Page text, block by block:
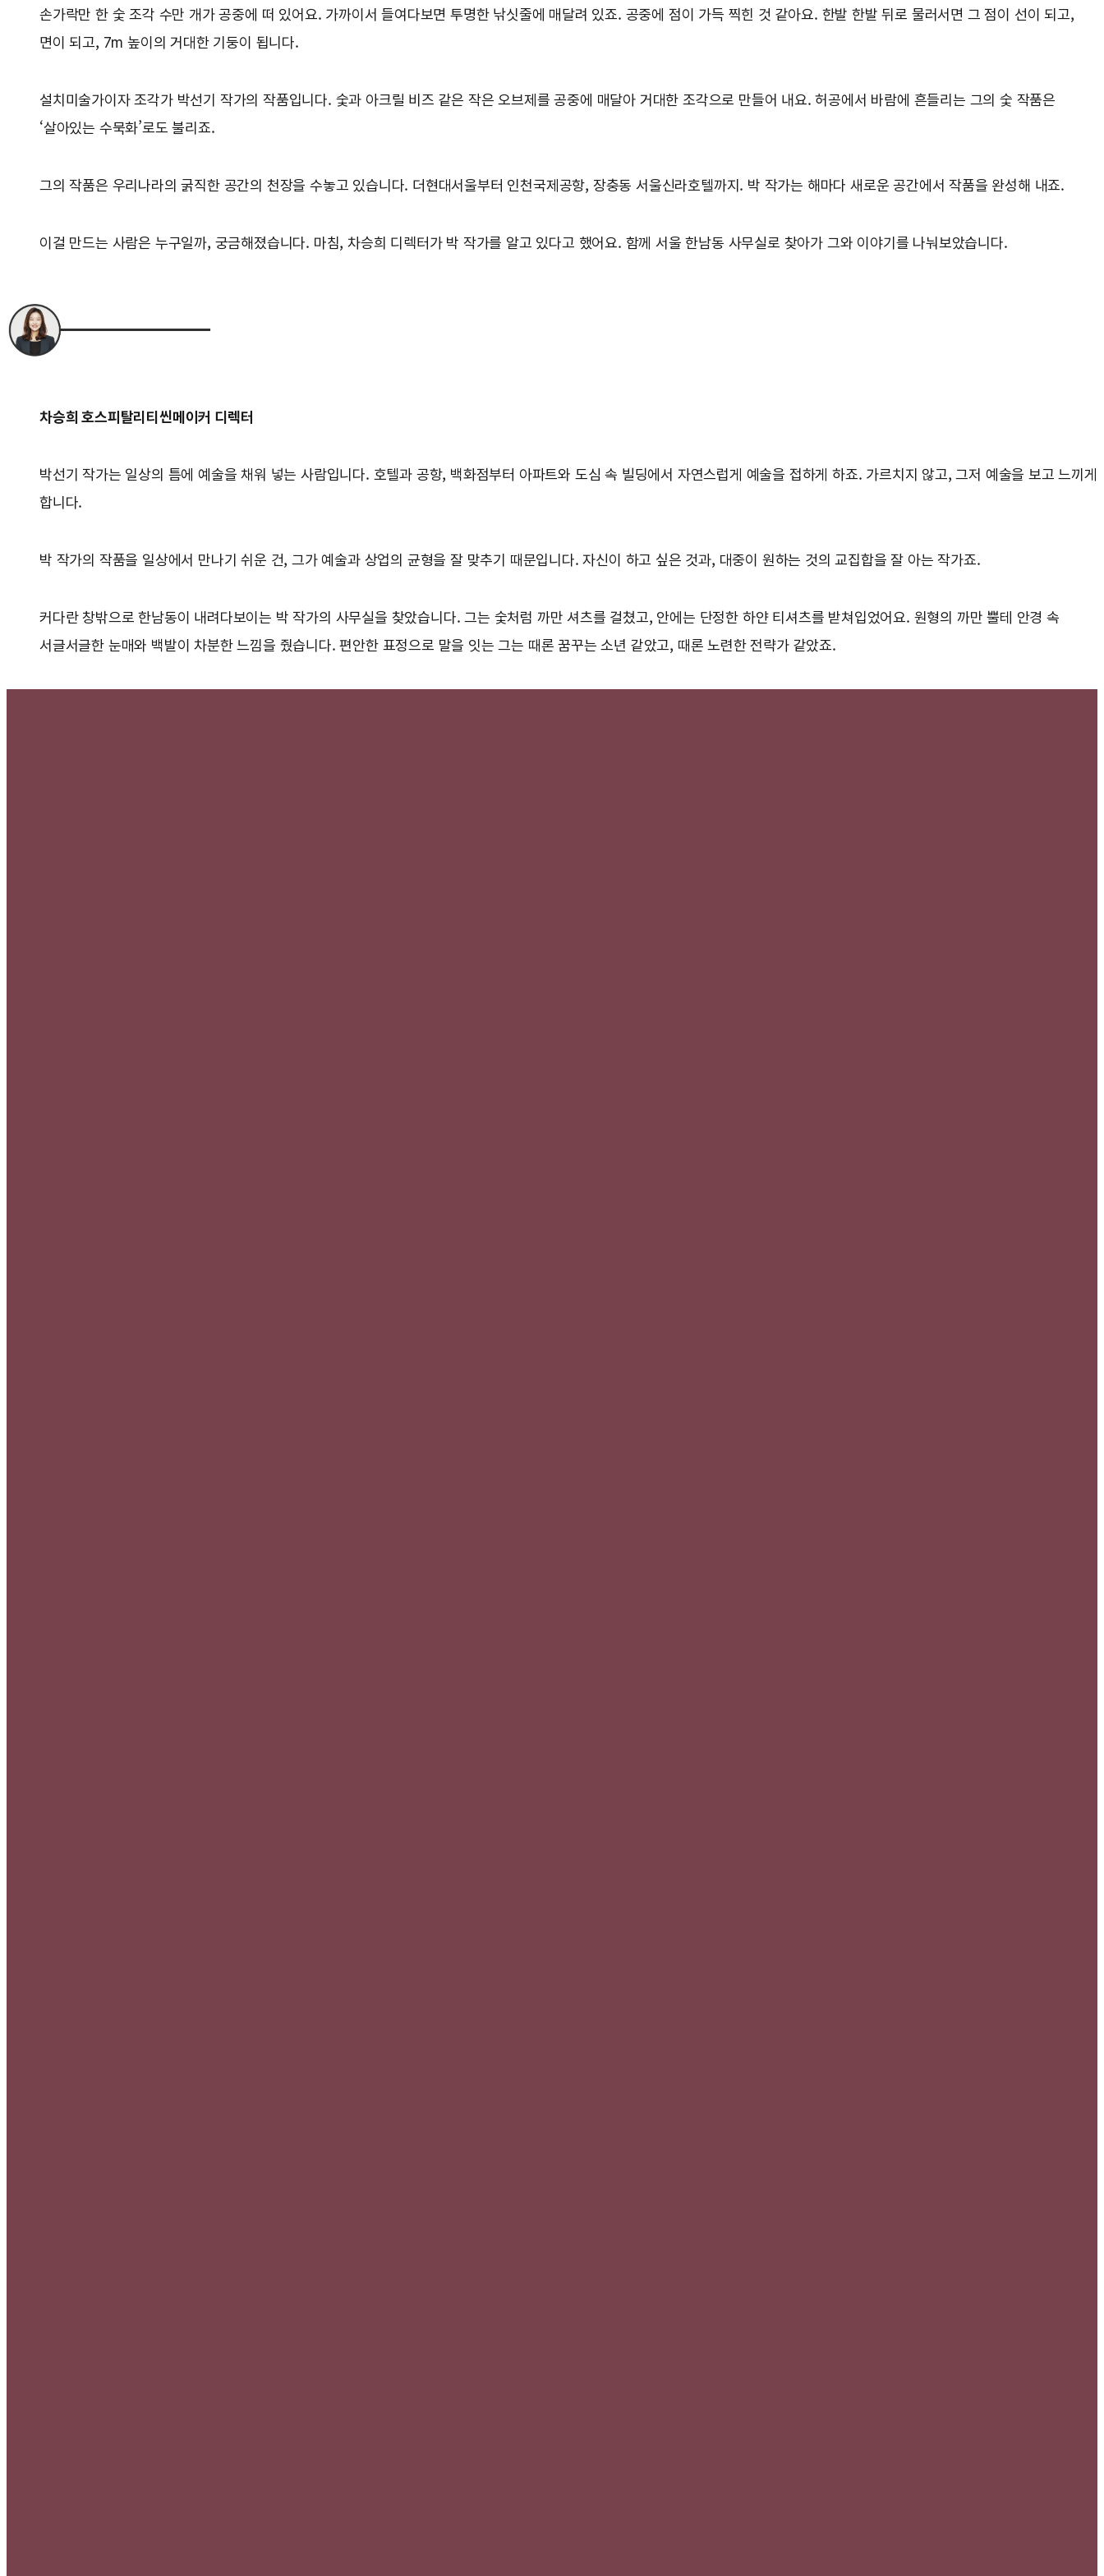
손가락만 한 숯 조각 수만 개가 공중에 떠 있어요. 가까이서 들여다보면 투명한 낚싯줄에 매달려 있죠. 공중에 점이 가득 찍힌 것 같아요. 한발 한발 뒤로 물러서면 그 점이 선이 되고,
면이 되고, 7m 높이의 거대한 기둥이 됩니다.
설치미술가이자 조각가 박선기 작가의 작품입니다. 숯과 아크릴 비즈 같은 작은 오브제를 공중에 매달아 거대한 조각으로 만들어 내요. 허공에서 바람에 흔들리는 그의 숯 작품은
‘살아있는 수묵화’로도 불리죠.
그의 작품은 우리나라의 굵직한 공간의 천장을 수놓고 있습니다. 더현대서울부터 인천국제공항, 장충동 서울신라호텔까지. 박 작가는 해마다 새로운 공간에서 작품을 완성해 내죠.
이걸 만드는 사람은 누구일까, 궁금해졌습니다. 마침, 차승희 디렉터가 박 작가를 알고 있다고 했어요. 함께 서울 한남동 사무실로 찾아가 그와 이야기를 나눠보았습니다.
차승희 호스피탈리티씬메이커 디렉터
박선기 작가는 일상의 틈에 예술을 채워 넣는 사람입니다. 호텔과 공항, 백화점부터 아파트와 도심 속 빌딩에서 자연스럽게 예술을 접하게 하죠. 가르치지 않고, 그저 예술을 보고 느끼게
합니다.
박 작가의 작품을 일상에서 만나기 쉬운 건, 그가 예술과 상업의 균형을 잘 맞추기 때문입니다. 자신이 하고 싶은 것과, 대중이 원하는 것의 교집합을 잘 아는 작가죠.
커다란 창밖으로 한남동이 내려다보이는 박 작가의 사무실을 찾았습니다. 그는 숯처럼 까만 셔츠를 걸쳤고, 안에는 단정한 하얀 티셔츠를 받쳐입었어요. 원형의 까만 뿔테 안경 속
서글서글한 눈매와 백발이 차분한 느낌을 줬습니다. 편안한 표정으로 말을 잇는 그는 때론 꿈꾸는 소년 같았고, 때론 노련한 전략가 같았죠.